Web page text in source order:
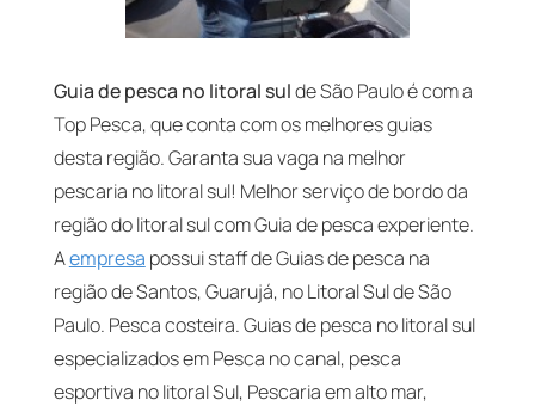
Guia de pesca no litoral sulde São Paulo é com a
Top Pesca, que conta com os melhores guias
desta região. Garanta sua vaga na melhor
pescaria no litoral sul! Melhor serviço de bordo da
região do litoral sul com Guia de pesca experiente.
Aempresa possui staff de Guias de pesca na
região de Santos, Guarujá, no Litoral Sul de São
Paulo. Pesca costeira. Guias de pesca no litoral sul
especializados em Pesca no canal, pesca
esportiva no litoral Sul, Pescaria em alto mar,